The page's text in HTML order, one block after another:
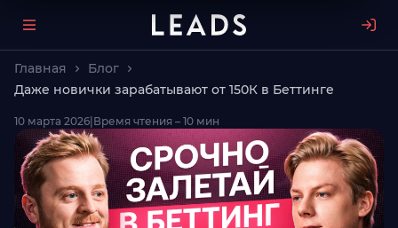
Главная
Блог
Даже новички зарабатывают от 150К в Беттинге
10 марта 2026 Время чтения – 10 мин